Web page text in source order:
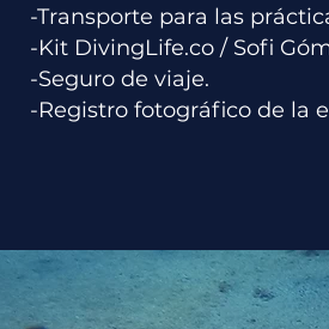
-Transporte para las
-Kit DivingLife.co / Sofi
-Seguro de viaje.
-Registro fotográfico de la